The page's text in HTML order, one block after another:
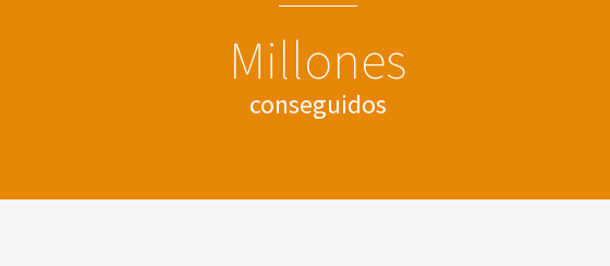
Millones
conseguidos